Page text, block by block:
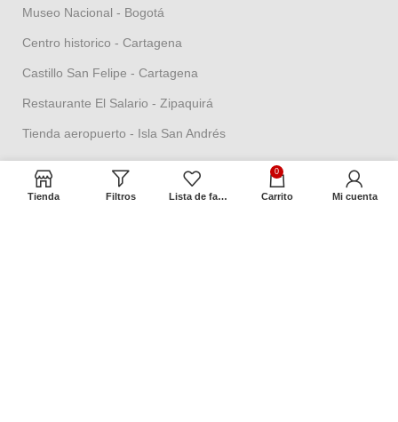
Museo Nacional - Bogotá
Centro historico - Cartagena
Castillo San Felipe - Cartagena
Restaurante El Salario - Zipaquirá
Tienda aeropuerto - Isla San Andrés
Términos y Políticas
Tienda Filtros Lista de favoritos
0
Carrito Mi cuenta